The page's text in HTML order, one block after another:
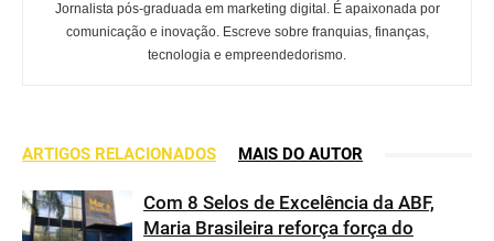
Jornalista pós-graduada em marketing digital. É apaixonada por
comunicação e inovação. Escreve sobre franquias, finanças,
tecnologia e empreendedorismo.
ARTIGOS RELACIONADOS MAIS DO AUTOR
Com 8 Selos de Excelência da ABF,
Maria Brasileira reforça força do